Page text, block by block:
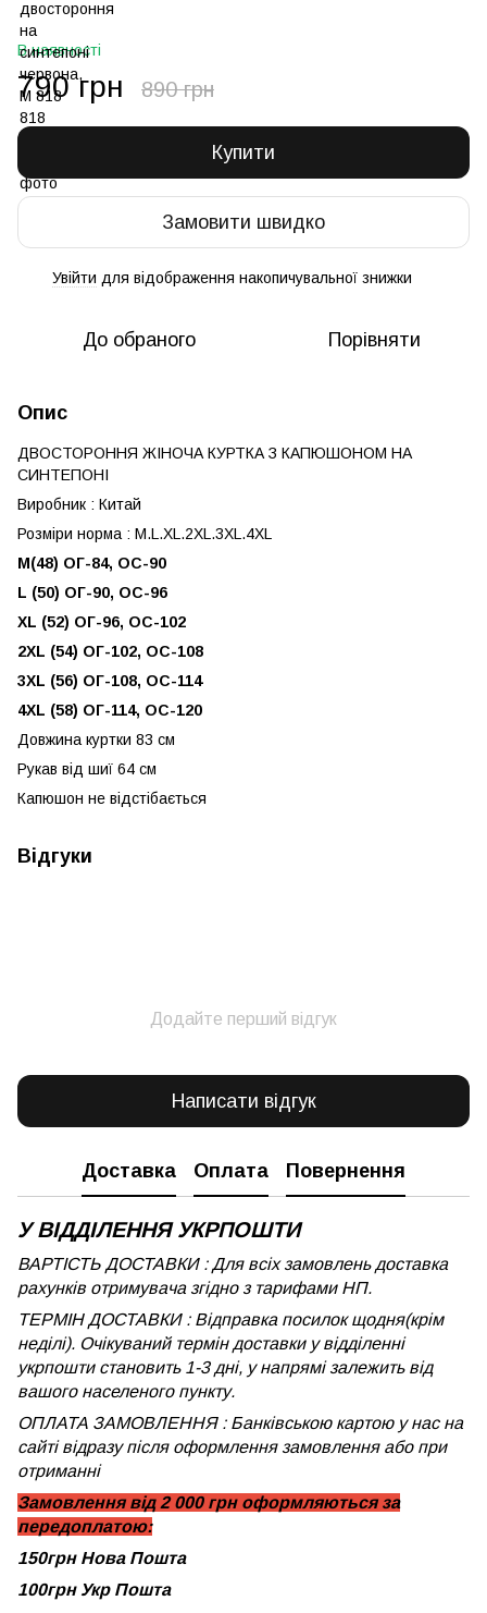
В наявності
790 грн 890 грн
Купити
Замовити швидко
Увійти для відображення накопичувальної знижки
До обраного Порівняти
Опис
ДВОСТОРОННЯ ЖІНОЧА КУРТКА З КАПЮШОНОМ НА
СИНТЕПОНІ
Виробник : Китай
Розміри норма : M.L.XL.2XL.3XL.4XL
М(48) ОГ-84, ОС-90
L (50) ОГ-90, ОС-96
XL (52) ОГ-96, ОС-102
2XL (54) ОГ-102, ОС-108
3XL (56) ОГ-108, ОС-114
4XL (58) ОГ-114, ОС-120
Довжина куртки 83 см
Рукав від шиї 64 см
Капюшон не відстібається
Відгуки
Додайте перший відгук
Написати відгук
Доставка Оплата Повернення
У ВІДДІЛЕННЯ УКРПОШТИ
ВАРТІСТЬ ДОСТАВКИ : Для всіх замовлень доставка
рахунків отримувача згідно з тарифами НП.
ТЕРМІН ДОСТАВКИ : Відправка посилок щодня(крім
неділі). Очікуваний термін доставки у відділенні
укрпошти становить 1-3 дні, у напрямі залежить від
вашого населеного пункту.
ОПЛАТА ЗАМОВЛЕННЯ : Банківською картою у нас на
сайті відразу після оформлення замовлення або при
отриманні
Замовлення від 2 000 грн оформляються за
передоплатою:
150грн Нова Пошта
100грн Укр Пошта